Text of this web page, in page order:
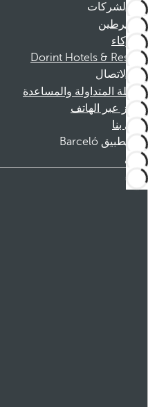
الشركات
المنخرطين
الشركاء
Dorint Hotels & Resorts
الاتصال
الأسئلة المتداولة والمساعدة
الحجز عبر الهاتف
اتصل بنا
تطبيق Barceló
تنزيل